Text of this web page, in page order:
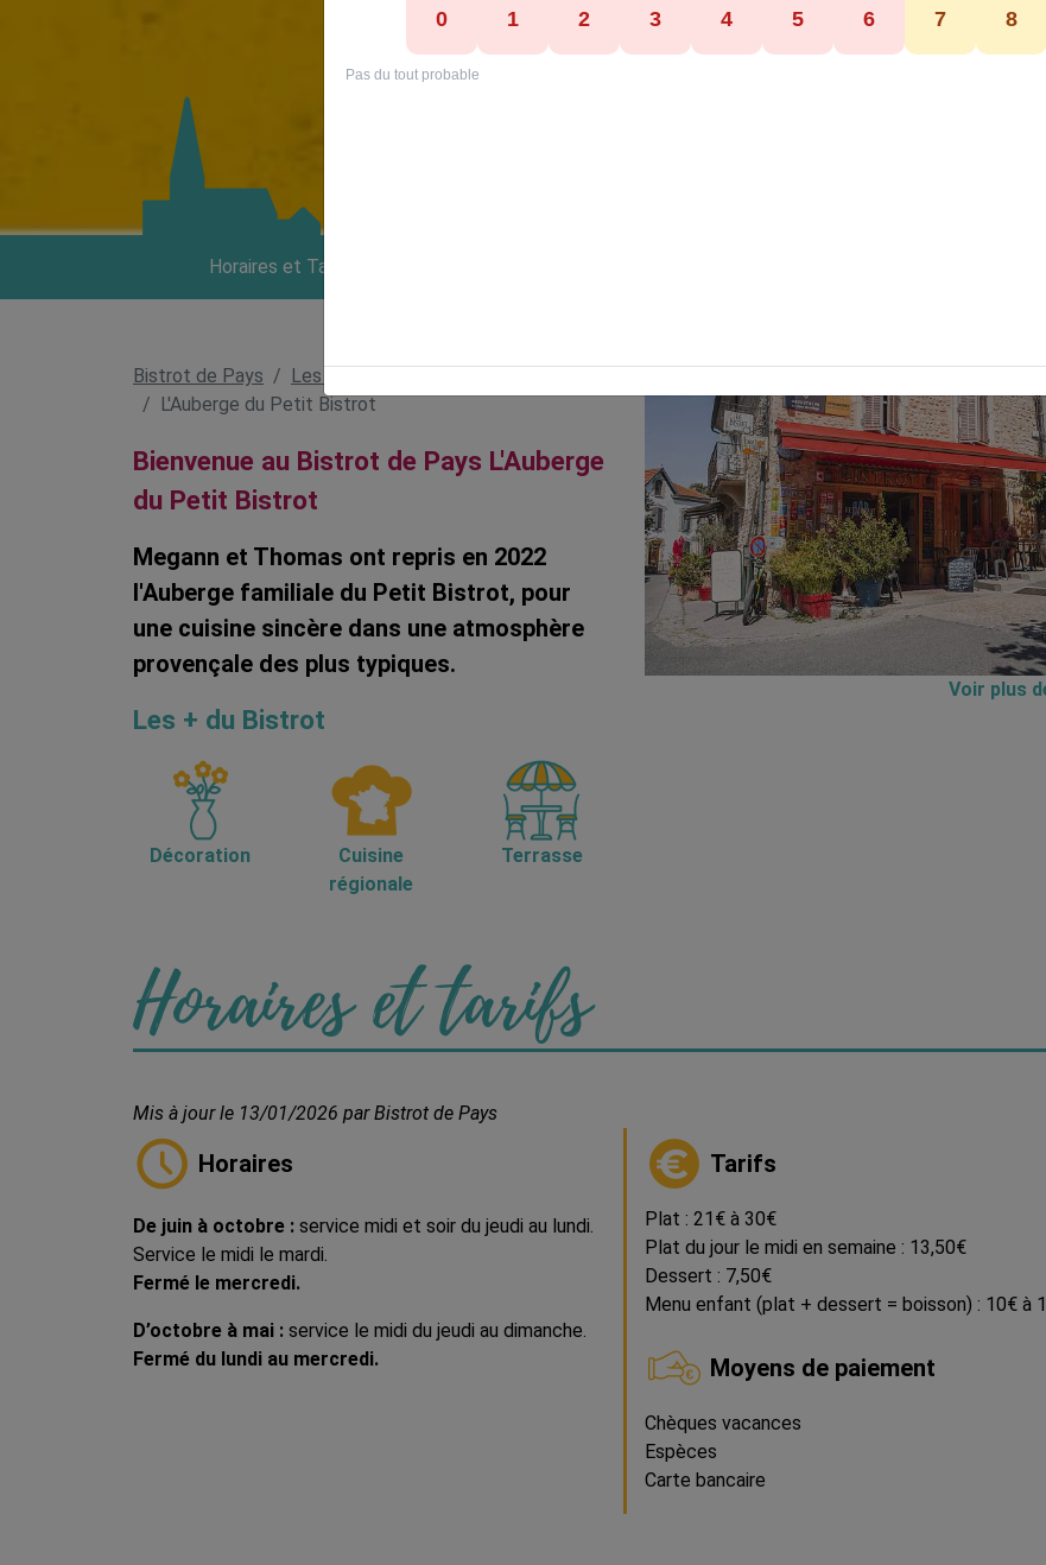
Horaires et Tarifs
Bistrot de Pays
Les bistrots
L'Auberge du Petit Bistrot
Bienvenue au Bistrot de Pays L'Auberge
du Petit Bistrot
Megann et Thomas ont repris en 2022
l'Auberge familiale du Petit Bistrot, pour
une cuisine sincère dans une atmosphère
provençale des plus typiques.
Les + du Bistrot
Décoration
Cuisine
régionale
Terrasse
Voir plus
Horaires et tarifs
Mis à jour le 13/01/2026 par Bistrot de Pays
Horaires
De juin à octobre : service midi et soir du jeudi au lundi.
Service le midi le mardi.
Fermé le mercredi.
D’octobre à mai : service le midi du jeudi au dimanche.
Fermé du lundi au mercredi.
Tarifs
Plat : 21€ à 30€
Plat du jour le midi en semaine : 13,50€
Dessert : 7,50€
Menu enfant (plat + dessert = boisson) : 10€ à
Moyens de paiement
Chèques vacances
Espèces
Carte bancaire